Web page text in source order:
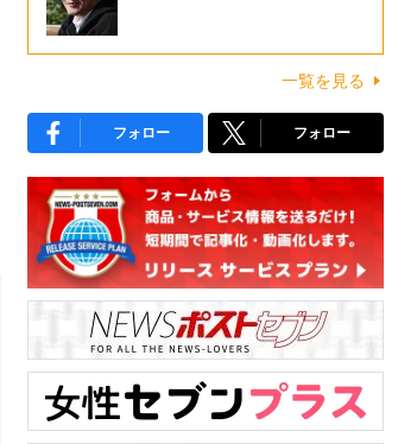
一覧を見る
フォロー フォロー